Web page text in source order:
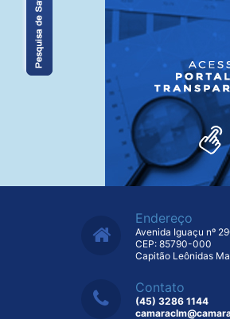
Endereço
Avenida Iguaçu nº
CEP: 85790-000
Capitão Leônidas
Contato
(45) 3286 1144